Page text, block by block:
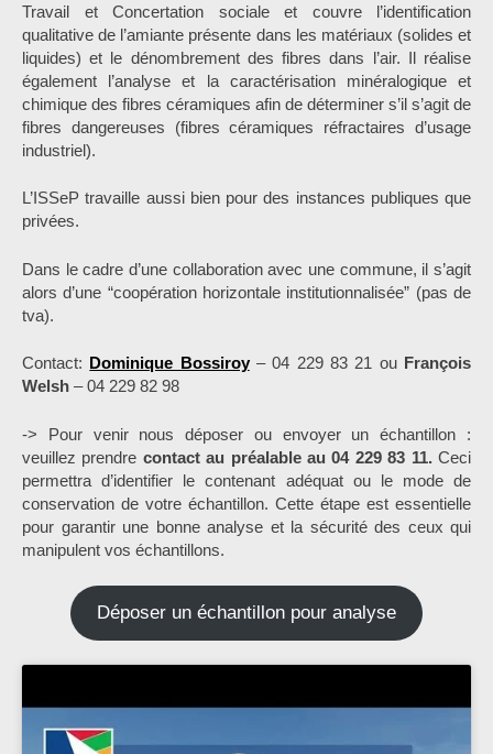
Travail et Concertation sociale et couvre l’identification
qualitative de l’amiante présente dans les matériaux (solides et
liquides) et le dénombrement des fibres dans l’air. Il réalise
également l’analyse et la caractérisation minéralogique et
chimique des fibres céramiques afin de déterminer s’il s’agit de
fibres dangereuses (fibres céramiques réfractaires d’usage
industriel).
L’ISSeP travaille aussi bien pour des instances publiques que
privées.
Dans le cadre d’une collaboration avec une commune, il s’agit
alors d’une “coopération horizontale institutionnalisée” (pas de
tva).
Contact: Dominique Bossiroy– 04 229 83 21 ou François
Welsh – 04 229 82 98
-> Pour venir nous déposer ou envoyer un échantillon :
veuillez prendre contact au préalable au 04 229 83 11.Ceci
permettra d’identifier le contenant adéquat ou le mode de
conservation de votre échantillon. Cette étape est essentielle
pour garantir une bonne analyse et la sécurité des ceux qui
manipulent vos échantillons.
Déposer un échantillon pour analyse